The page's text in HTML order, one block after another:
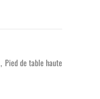
, Pied de table haute